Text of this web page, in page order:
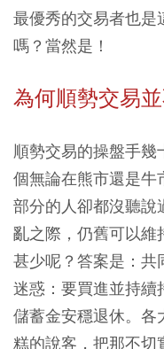
最優秀的交易者也是
嗎？當然是！
為何順勢交易
順勢交易的操盤手幾
個無論在熊市還是牛
部分的人卻都沒聽說
亂之際，仍舊可以維
甚少呢？答案是：共
迷惑：要買進並持續
儲蓄金安穩退休。各
糕的說客，把那不切